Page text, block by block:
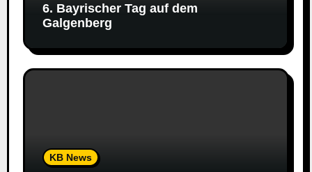
6. Bayrischer Tag auf dem
Galgenberg
KB News